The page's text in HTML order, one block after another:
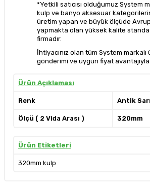
*Yetkili satıcısı olduğumuz System
kulp ve banyo aksesuar
üretim yapan ve büyük ölçüde
yapmakta olan yüksek kalite
firmadır.
İhtiyacınız olan tüm System markalı
gönderimi ve uygun fiyat
Ürün Açıklaması
Renk Antik Sarı
Ölçü ( 2 Vida Arası ) 320mm
Ürün Etiketleri
320mm kulp